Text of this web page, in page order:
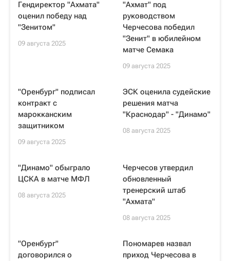
Гендиректор "Ахмата"
оценил победу над
"Зенитом"
09 августа 2025
"Ахмат" под
руководством
Черчесова победил
"Зенит" в юбилейном
матче Семака
09 августа 2025
"Оренбург" подписал
контракт с
марокканским
защитником
09 августа 2025
ЭСК оценила судейские
решения матча
"Краснодар" - "Динамо"
08 августа 2025
"Динамо" обыграло
ЦСКА в матче МФЛ
08 августа 2025
Черчесов утвердил
обновленный
тренерский штаб
"Ахмата"
08 августа 2025
"Оренбург"
договорился о
Пономарев назвал
приход Черчесова в